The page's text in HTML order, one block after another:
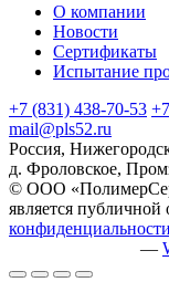
О компании
Новости
Сертификаты
Испытание
+7 (831) 438-70-53
mail@pls52.ru
Россия,
д. Фроловское,
© ООО
является
конфиденциальности
—